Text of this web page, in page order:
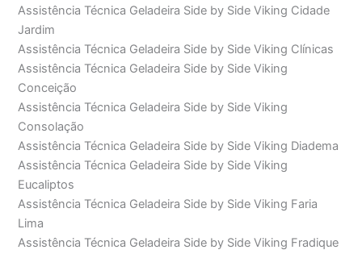
Assistência Técnica Geladeira Side by Side Viking Cidade
Jardim
Assistência Técnica Geladeira Side by Side Viking Clínicas
Assistência Técnica Geladeira Side by Side Viking
Conceição
Assistência Técnica Geladeira Side by Side Viking
Consolação
Assistência Técnica Geladeira Side by Side Viking Diadema
Assistência Técnica Geladeira Side by Side Viking
Eucaliptos
Assistência Técnica Geladeira Side by Side Viking Faria
Lima
Assistência Técnica Geladeira Side by Side Viking Fradique